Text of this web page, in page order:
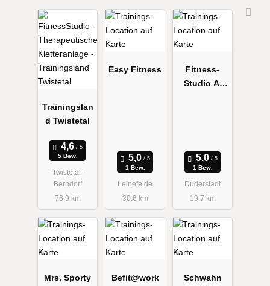
Trainingslan
d Twistetal
5 Bew.
Twistetal-
Berndorf
76.9 km
Easy Fitness
1 Bew.
Leinefelde
30.6 km
Fitness-
Studio A.
1 Bew.
Duderstadt
19.7 km
Mrs. Sporty Befit@work
Schwahn